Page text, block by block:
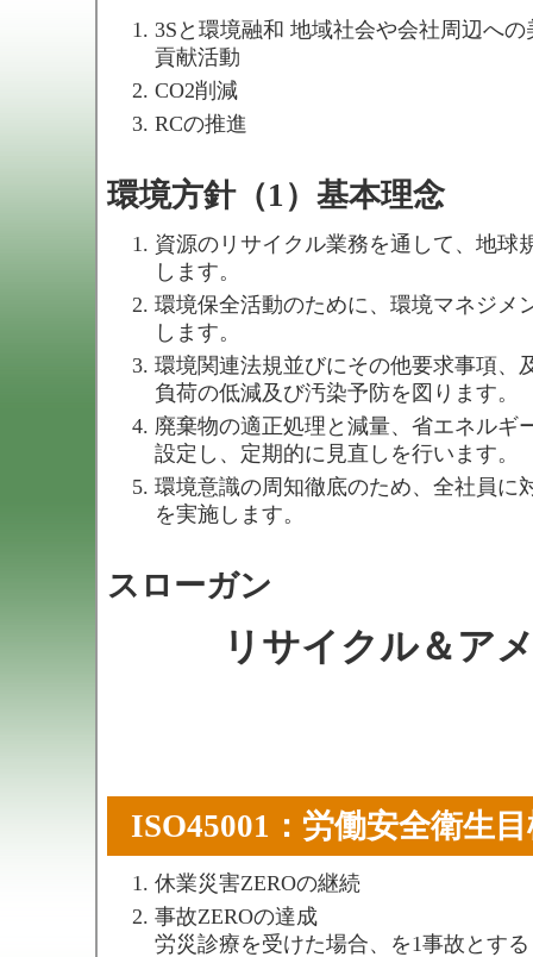
3Sと環境融和 地域社会や会社周辺へ
貢献活動
CO2削減
RCの推進
環境方針（1）基本理念
資源のリサイクル業務を通して、地球
します。
環境保全活動のために、環境マネジメ
します。
環境関連法規並びにその他要求事項、
負荷の低減及び汚染予防を図ります。
廃棄物の適正処理と減量、省エネルギ
設定し、定期的に見直しを行います。
環境意識の周知徹底のため、全社員に
を実施します。
スローガン
リサイクル＆ア
ISO45001：労働安全衛生
休業災害ZEROの継続
事故ZEROの達成
労災診療を受けた場合、を1事故とする